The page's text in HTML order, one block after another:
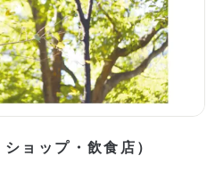
ョップ・飲食店）